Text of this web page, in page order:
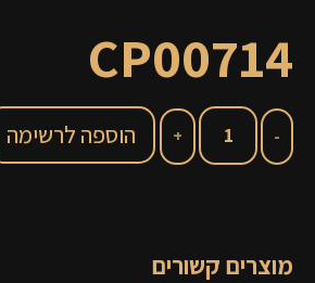
CP00714
הוספה לרשימה
מוצרים קשורים